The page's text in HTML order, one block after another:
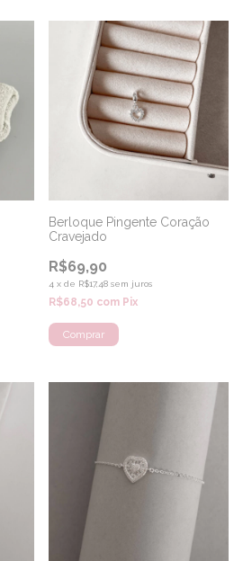
Berloque Pingente Coração
Cravejado
R$69,90
4 x de R$17,48 sem juros
R$68,50 com Pix